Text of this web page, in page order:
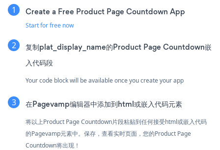
Create a Free Product Page Countdown App
Start for free now
复制plat_display_name的Product Page Countdown嵌
入代码段
Your code block will be available once you create your app
在Pagevamp编辑器中添加到html或嵌入代码元素
将以上Product Page Countdown片段粘贴到任何接受html或嵌入代码
的Pagevamp元素中。保存，查看实时页面，您的Product Page
Countdown将出现！